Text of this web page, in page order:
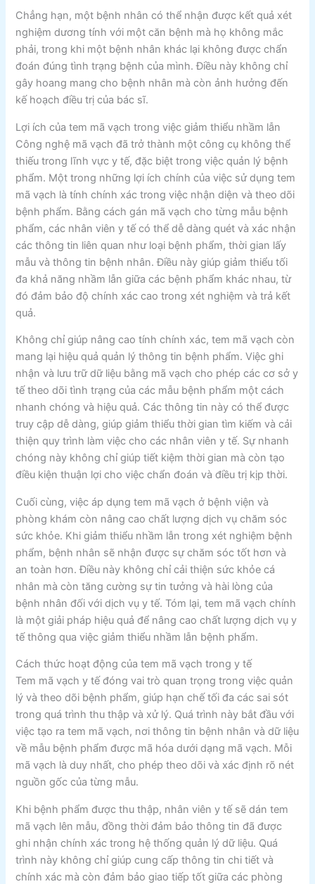
Chẳng hạn, một bệnh nhân có thể nhận được kết quả xét
nghiệm dương tính với một căn bệnh mà họ không mắc
phải, trong khi một bệnh nhân khác lại không được chẩn
đoán đúng tình trạng bệnh của mình. Điều này không chỉ
gây hoang mang cho bệnh nhân mà còn ảnh hưởng đến
kế hoạch điều trị của bác sĩ.
Lợi ích của tem mã vạch trong việc giảm thiểu nhầm lẫn
Công nghệ mã vạch đã trở thành một công cụ không thể
thiếu trong lĩnh vực y tế, đặc biệt trong việc quản lý bệnh
phẩm. Một trong những lợi ích chính của việc sử dụng tem
mã vạch là tính chính xác trong việc nhận diện và theo dõi
bệnh phẩm. Bằng cách gán mã vạch cho từng mẫu bệnh
phẩm, các nhân viên y tế có thể dễ dàng quét và xác nhận
các thông tin liên quan như loại bệnh phẩm, thời gian lấy
mẫu và thông tin bệnh nhân. Điều này giúp giảm thiểu tối
đa khả năng nhầm lẫn giữa các bệnh phẩm khác nhau, từ
đó đảm bảo độ chính xác cao trong xét nghiệm và trả kết
quả.
Không chỉ giúp nâng cao tính chính xác, tem mã vạch còn
mang lại hiệu quả quản lý thông tin bệnh phẩm. Việc ghi
nhận và lưu trữ dữ liệu bằng mã vạch cho phép các cơ sở y
tế theo dõi tình trạng của các mẫu bệnh phẩm một cách
nhanh chóng và hiệu quả. Các thông tin này có thể được
truy cập dễ dàng, giúp giảm thiểu thời gian tìm kiếm và cải
thiện quy trình làm việc cho các nhân viên y tế. Sự nhanh
chóng này không chỉ giúp tiết kiệm thời gian mà còn tạo
điều kiện thuận lợi cho việc chẩn đoán và điều trị kịp thời.
Cuối cùng, việc áp dụng tem mã vạch ở bệnh viện và
phòng khám còn nâng cao chất lượng dịch vụ chăm sóc
sức khỏe. Khi giảm thiểu nhầm lẫn trong xét nghiệm bệnh
phẩm, bệnh nhân sẽ nhận được sự chăm sóc tốt hơn và
an toàn hơn. Điều này không chỉ cải thiện sức khỏe cá
nhân mà còn tăng cường sự tin tưởng và hài lòng của
bệnh nhân đối với dịch vụ y tế. Tóm lại, tem mã vạch chính
là một giải pháp hiệu quả để nâng cao chất lượng dịch vụ y
tế thông qua việc giảm thiểu nhầm lẫn bệnh phẩm.
Cách thức hoạt động của tem mã vạch trong y tế
Tem mã vạch y tế đóng vai trò quan trọng trong việc quản
lý và theo dõi bệnh phẩm, giúp hạn chế tối đa các sai sót
trong quá trình thu thập và xử lý. Quá trình này bắt đầu với
việc tạo ra tem mã vạch, nơi thông tin bệnh nhân và dữ liệu
về mẫu bệnh phẩm được mã hóa dưới dạng mã vạch. Mỗi
mã vạch là duy nhất, cho phép theo dõi và xác định rõ nét
nguồn gốc của từng mẫu.
Khi bệnh phẩm được thu thập, nhân viên y tế sẽ dán tem
mã vạch lên mẫu, đồng thời đảm bảo thông tin đã được
ghi nhận chính xác trong hệ thống quản lý dữ liệu. Quá
trình này không chỉ giúp cung cấp thông tin chi tiết và
chính xác mà còn đảm bảo giao tiếp tốt giữa các phòng